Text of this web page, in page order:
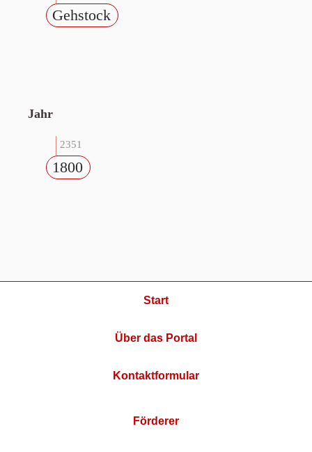
Gehstock
Jahr
2351
1800
Start
Über das Portal
Kontaktformular
Förderer